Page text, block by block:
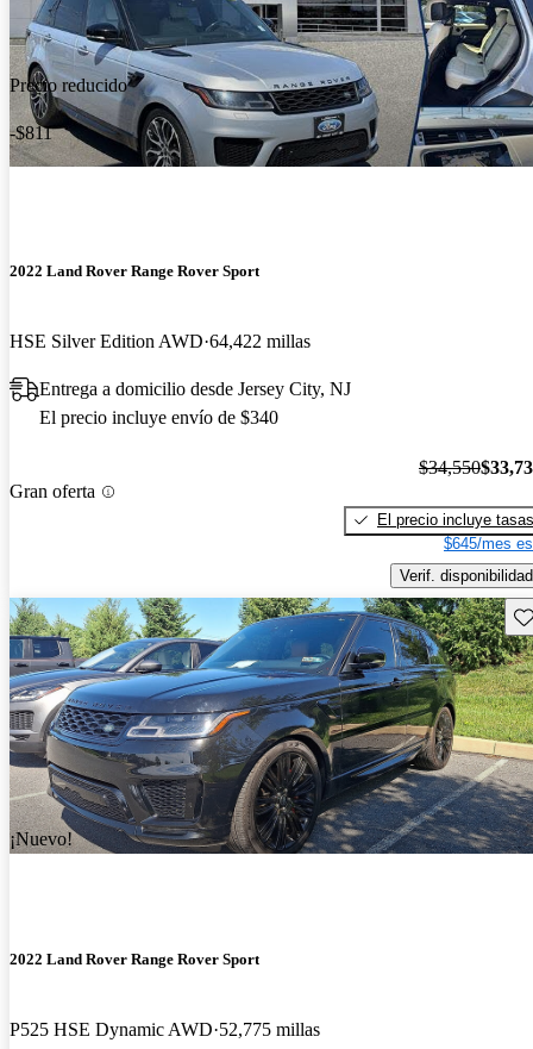
Precio reducido
-$811
2022 Land Rover Range Rover Sport
HSE Silver Edition AWD 64,422 millas
Entrega a domicilio desde Jersey City, NJ
El precio incluye envío de $340
Gran oferta
$34,550
El precio incluye tasas
$645/mes
Verif. disponibilidad
¡Nuevo!
2022 Land Rover Range Rover Sport
P525 HSE Dynamic AWD 52,775 millas